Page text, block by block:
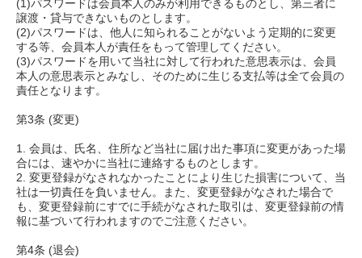
(1)パスワードは会員本人のみが利用できるものとし、第三者に
譲渡・貸与できないものとします。
(2)パスワードは、他人に知られることがないよう定期的に変更
する等、会員本人が責任をもって管理してください。
(3)パスワードを用いて当社に対して行われた意思表示は、会員
本人の意思表示とみなし、そのために生じる支払等は全て会員の
責任となります。
第3条 (変更)
1. 会員は、氏名、住所など当社に届け出た事項に変更があった場
合には、速やかに当社に連絡するものとします。
2. 変更登録がなされなかったことにより生じた損害について、当
社は一切責任を負いません。また、変更登録がなされた場合で
も、変更登録前にすでに手続がなされた取引は、変更登録前の情
報に基づいて行われますのでご注意ください。
第4条 (退会)